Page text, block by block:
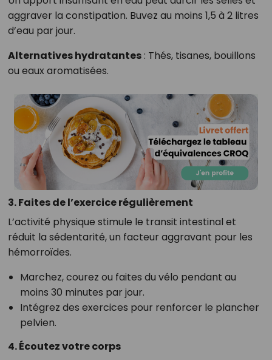
aggraver la constipation. Buvez au moins 1,5 à 2 litres
d’eau par jour.
Alternatives hydratantes: Thés, tisanes, bouillons
ou eaux aromatisées.
3. Faites de l’exercice régulièrement
L’activité physique stimule le transit intestinal et
réduit la sédentarité, un facteur aggravant pour les
hémorroïdes.
Marchez, courez ou faites du vélo pendant au
moins 30 minutes par jour.
Intégrez des exercices pour renforcer le plancher
pelvien.
4. Écoutez votre corps